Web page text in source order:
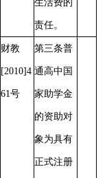
生活费的
责任。
财教
[2010]4
61号
第三条普
通高中国
家助学金
的资助对
象为具有
正式注册